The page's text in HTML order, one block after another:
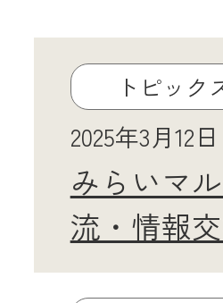
農業
食
JAバンク
トピック
2025年3月12日
みらいマ
流・情報